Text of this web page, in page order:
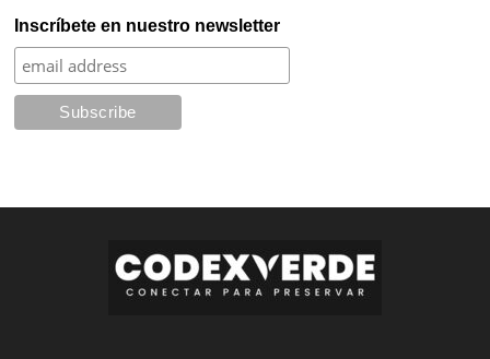
Inscríbete en nuestro newsletter